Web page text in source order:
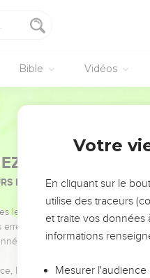
Bible Vidéos
PAS
POUVAIENT VOUS ÉVITER
leaders pour leurs réussites,
et les saisons difficiles
leaders, entrepreneurs, et
Votre
En cliquant sur le
utilise des traceurs
et traite vos données
informations
Mesurer